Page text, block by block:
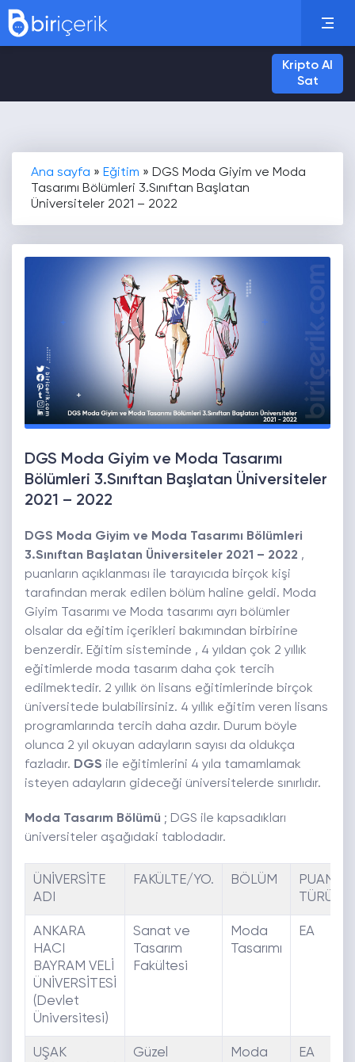
Kripto Al
Sat
Ana sayfa » Eğitim » DGS Moda Giyim ve Moda
Tasarımı Bölümleri 3.Sınıftan Başlatan
Üniversiteler 2021 – 2022
DGS Moda Giyim ve Moda Tasarımı
Bölümleri 3.Sınıftan Başlatan Üniversiteler
2021 – 2022
DGS Moda Giyim ve Moda Tasarımı Bölümleri
3.Sınıftan Başlatan Üniversiteler 2021 – 2022 ,
puanların açıklanması ile tarayıcıda birçok kişi
tarafından merak edilen bölüm haline geldi. Moda
Giyim Tasarımı ve Moda tasarımı ayrı bölümler
olsalar da eğitim içerikleri bakımından birbirine
benzerdir. Eğitim sisteminde , 4 yıldan çok 2 yıllık
eğitimlerde moda tasarım daha çok tercih
edilmektedir. 2 yıllık ön lisans eğitimlerinde birçok
üniversitede bulabilirsiniz. 4 yıllık eğitim veren lisans
programlarında tercih daha azdır. Durum böyle
olunca 2 yıl okuyan adayların sayısı da oldukça
fazladır. DGS ile eğitimlerini 4 yıla tamamlamak
isteyen adayların gideceği üniversitelerde sınırlıdır.
Moda Tasarım Bölümü ; DGS ile kapsadıkları
üniversiteler aşağıdaki tablodadır.
ÜNİVERSİTE
ADI
FAKÜLTE/YO. BÖLÜM
PUAN
TÜRÜ
ANKARA
HACI
BAYRAM VELİ
ÜNİVERSİTESİ
(Devlet
Üniversitesi)
Sanat ve
Tasarım
Fakültesi
Moda
Tasarımı
EA
UŞAK
Güzel
Moda
EA